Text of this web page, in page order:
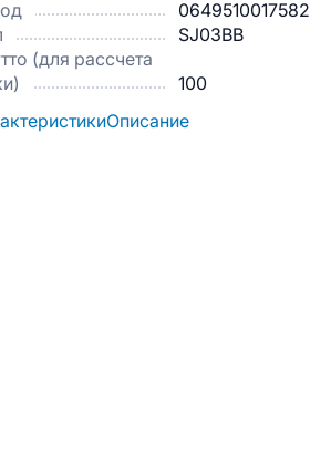
0649510017582
SJ03BB
(для рассчета
100
Описание